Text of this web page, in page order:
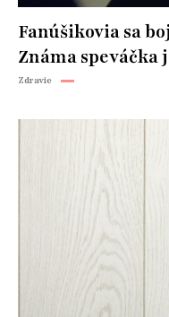
Fanúšikovia sa
Známa speváčka
Zdravie